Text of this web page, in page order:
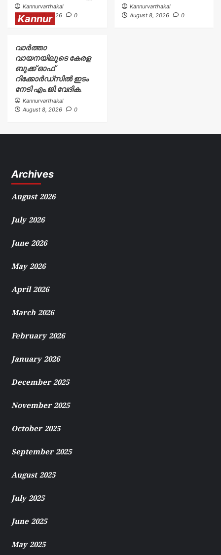
Kannurvarthakal
August 8, 2026
0
Kannurvarthakal
August 8, 2026
0
Kannur
വാർത്താ
വായനയിലൂടെ കേരള
ബുക്ക് ഓഫ്
റിക്കോർഡ്സിൽ ഇടം
നേടി എം.ജി.വേദിക.
Kannurvarthakal
August 8, 2026
0
Archives
August 2026
July 2026
June 2026
May 2026
April 2026
March 2026
February 2026
January 2026
December 2025
November 2025
October 2025
September 2025
August 2025
July 2025
June 2025
May 2025